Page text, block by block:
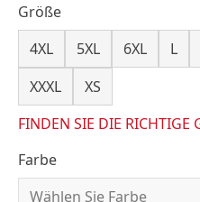
Größe
4XL
5XL 6XL L
XXXL
XS
FINDEN SIE DIE RICHTIGE
Farbe